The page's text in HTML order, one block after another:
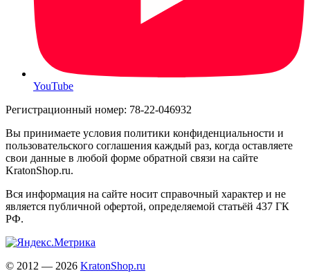
YouTube
Регистрационный номер: 78-22-046932
Вы принимаете условия политики конфиденциальности и
пользовательского соглашения каждый раз, когда оставляете
свои данные в любой форме обратной связи на сайте
KratonShop.ru.
Вся информация на сайте носит справочный характер и не
является публичной офертой, определяемой статьёй 437 ГК
РФ.
© 2012 — 2026 KratonShop.ru